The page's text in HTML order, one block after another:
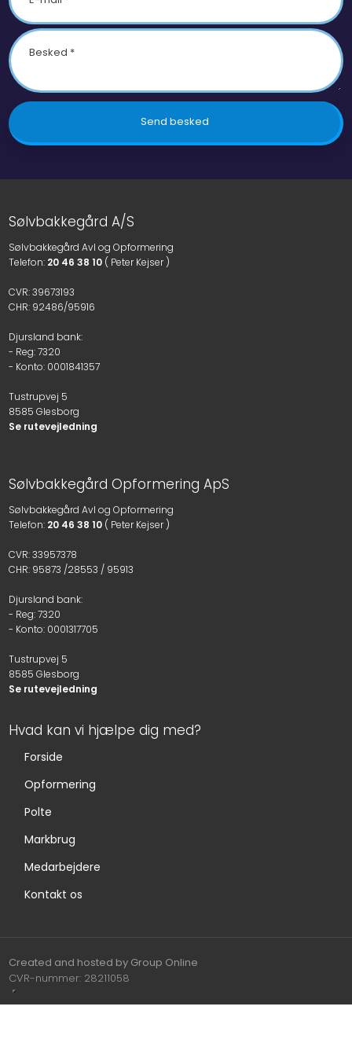
Sølvbakkegård A/S
Sølvbakkegård Avl og Opformering
​Telefon: 20 46 38 10( Peter Kejser )
CVR: 39673193
CHR: 92486/95916
Djursland bank:
- Reg: 7320
- Konto: 0001841357​
Tustrupvej 5
8585 Glesborg
Se rutevejledning
Søl​vbakkegård Opformering ApS
Sølvbakkegård Avl og Opformering
​Telefon: 20 46 38 10( Peter Kejser )
​CVR: 33957378
CHR: 95873 /28553 / 95913
Djursland bank:
- Reg: 7320
- Konto: 0001317705​
Tustrupvej 5
8585 Glesborg
Se rutevejledning
Hvad kan vi hjælpe dig med?
Forside
Opformering
Polte
Markbrug
Medarbejdere
Kontakt os
Created and hosted by Group Online
CVR-nummer: 28211058